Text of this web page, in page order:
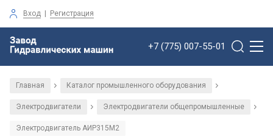
Вход | Регистрация
+7 (775) 007-55-01
Главная / Каталог промышленного оборудования /
Электродвигатели / Электродвигатели общепромышленные /
Электродвигатель АИР315М2